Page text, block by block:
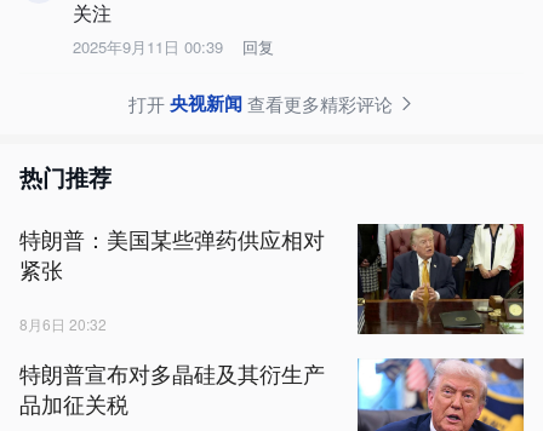
关注
2025年9月11日 00:39 回复
打开央视新闻查看更多精彩评论
热门推荐
特朗普：美国某些弹药供应相对
紧张
8月6日 20:32
特朗普宣布对多晶硅及其衍生产
品加征关税